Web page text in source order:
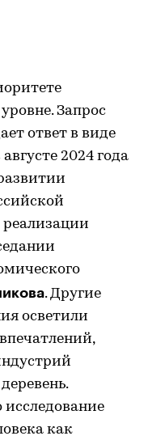
Запрос
ответ в виде
2024 года
реализации
. Другие
осветили
как